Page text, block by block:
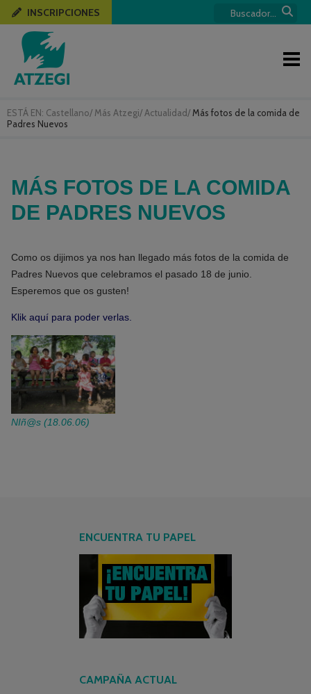
ESTÁ EN: Castellano/ Más Atzegi/ Actualidad/ Más fotos de la comida de
Padres Nuevos
INSCRIPCIONES
MÁS FOTOS DE LA COMIDA
DE PADRES NUEVOS
Como os dijimos ya nos han llegado más fotos de la comida de
Padres Nuevos que celebramos el pasado 18 de junio.
Esperemos que os gusten!
Klik aquí para poder verlas.
NIñ@s (18.06.06)
ENCUENTRA TU PAPEL
CAMPAÑA ACTUAL